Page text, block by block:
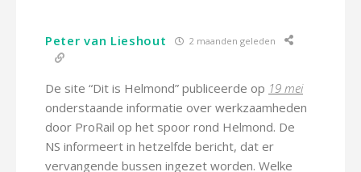
Peter van Lieshout 2 maanden geleden
De site “Dit is Helmond” publiceerde op 19 mei
onderstaande informatie over werkzaamheden
door ProRail op het spoor rond Helmond. De
NS informeert in hetzelfde bericht, dat er
vervangende bussen ingezet worden. Welke